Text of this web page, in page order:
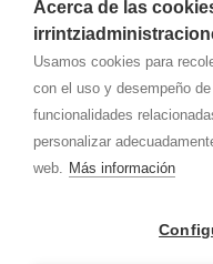
Acerca de las
Usamos cookies para
con el uso y desempeño
funcionalidades
personalizar
web. Más información
IRRINTZI